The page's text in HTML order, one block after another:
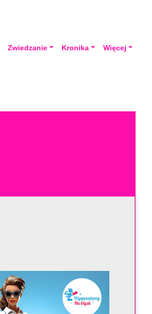
Zwiedzanie Kronika Więcej